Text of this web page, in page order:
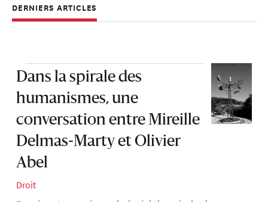
DERNIERS ARTICLES
Dans la spirale des
humanismes, une
conversation entre Mireille
Delmas-Marty et Olivier
Abel
Droit